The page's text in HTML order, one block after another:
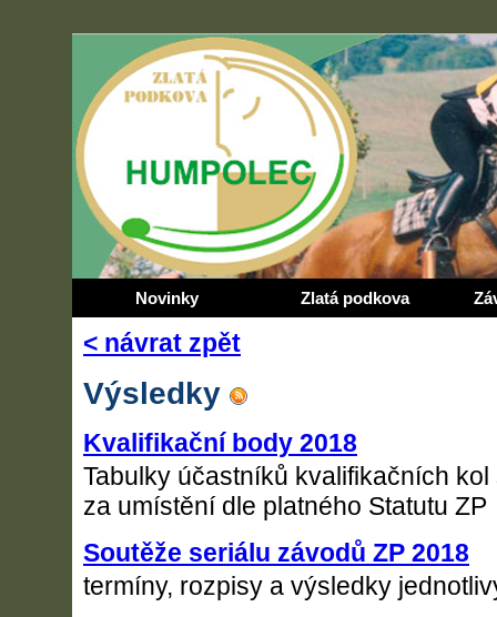
Novinky Zlatá podkova
< návrat zpět
Výsledky
Kvalifikační body 2018
Tabulky účastníků kvalifikačních
za umístění dle platného Statutu ZP
Soutěže seriálu závodů ZP 2018
termíny, rozpisy a výsledky